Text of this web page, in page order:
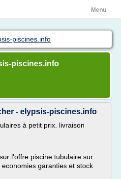
Menu
piscines.info
piscines.info
- elypsis-piscines.info
à petit prix. livraison
l'offre piscine tubulaire sur
garanties et stock